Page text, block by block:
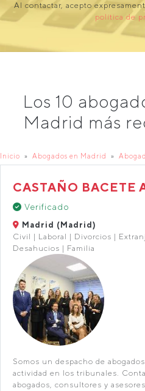
Al contactar, acepto
política de
Los 10
Madrid más
Inicio Abogados en Madrid
CASTAÑO BACETE
Verificado
Madrid (Madrid)
Civil | Laboral | Divorcios |
Desahucios | Familia
Somos un despacho de
actividad en los tribunales.
abogados, consultores y